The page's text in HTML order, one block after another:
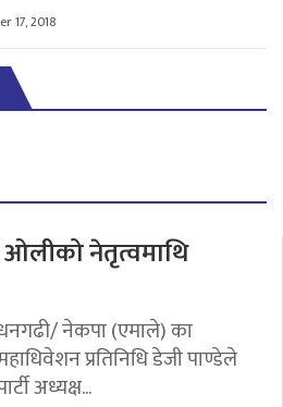
17, 2018
नेतृत्वमाथि
नेकपा (एमाले) का
प्रतिनिधि डेजी पाण्डेले
अध्यक्ष...